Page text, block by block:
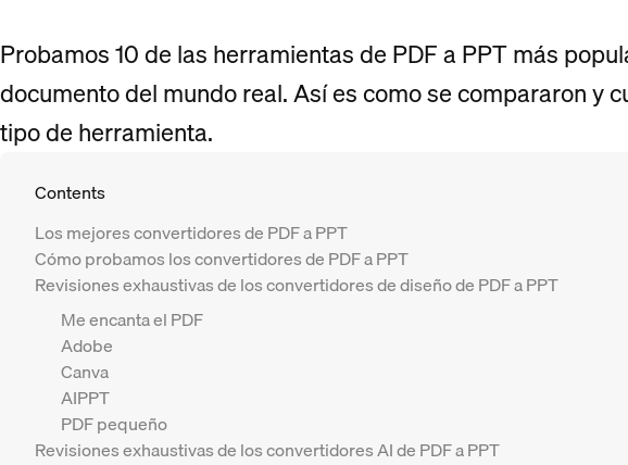
Probamos 10 de las herramientas de PDF a PPT más
documento del mundo real. Así es como se compararon y
tipo de herramienta.
Contents
Los mejores convertidores de PDF a PPT
Cómo probamos los convertidores de PDF a PPT
Revisiones exhaustivas de los convertidores de diseño de PDF a PPT
Me encanta el PDF
Adobe
Canva
AIPPT
PDF pequeño
Revisiones exhaustivas de los convertidores AI de PDF a PPT